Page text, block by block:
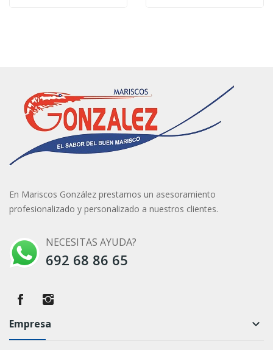
En Mariscos González prestamos un asesoramiento
profesionalizado y personalizado a nuestros clientes.
NECESITAS AYUDA?
692 68 86 65
Empresa keyboard_arrow_down